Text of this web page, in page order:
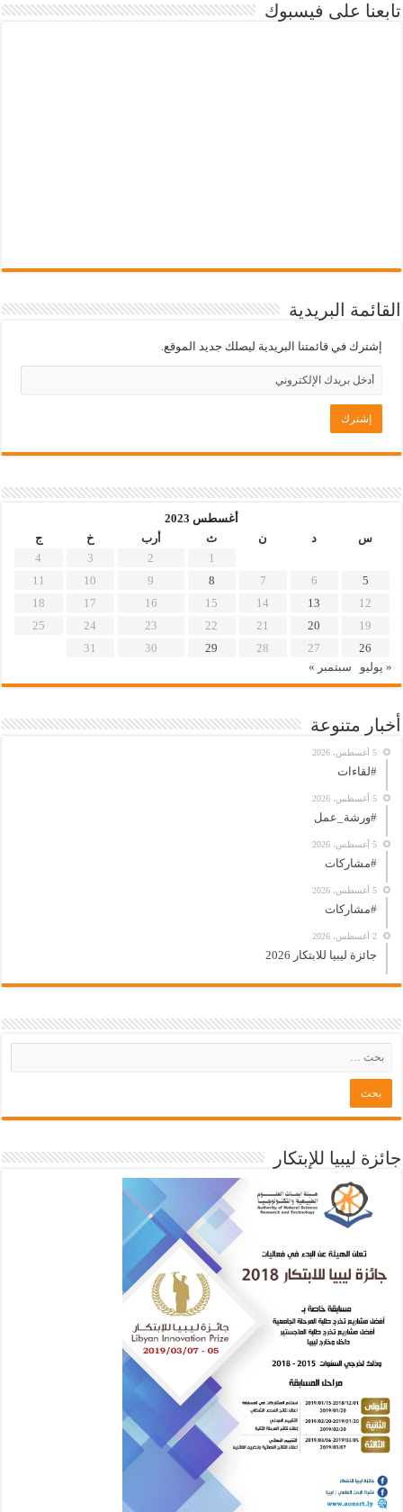
تابعنا على فيسبوك
القائمة البريدية
إشترك في قائمتنا البريدية ليصلك جديد الموقع.
أغسطس 2023
س
د ن ث أرب خ
ج
1
2
3
4
5
6
7
8
9
10
11
12
13
14
15
16
17
18
19
20
21
22
23
24
25
26
27
28
29
30
31
« يوليو
سبتمبر »
أخبار متنوعة
5 أغسطس، 2026
#لقاءات
5 أغسطس، 2026
#ورشة_عمل
5 أغسطس، 2026
#مشاركات
5 أغسطس، 2026
#مشاركات
2 أغسطس، 2026
جائزة ليبيا للابتكار 2026
جائزة ليبيا للإبتكار